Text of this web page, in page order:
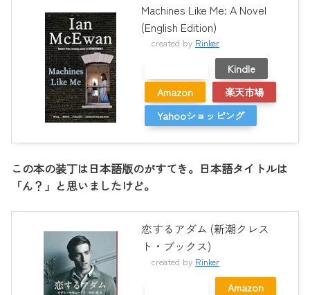
Machines Like Me: A Novel
(English Edition)
created by Rinker
Kindle
Amazon
楽天市場
Yahooショッピング
この本の装丁は日本語版のがすてき。日本語タイトルは
「ん？」と思いましたけど。
恋するアダム (新潮クレス
ト・ブックス)
created by Rinker
Amazon